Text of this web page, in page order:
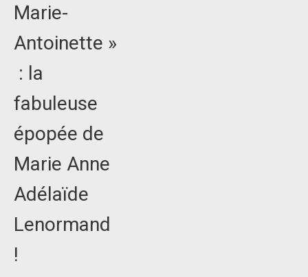
Marie-
Antoinette »
: la
fabuleuse
épopée de
Marie Anne
Adélaïde
Lenormand
!